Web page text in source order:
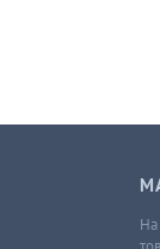
На